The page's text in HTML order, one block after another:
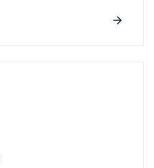
arrow_forward